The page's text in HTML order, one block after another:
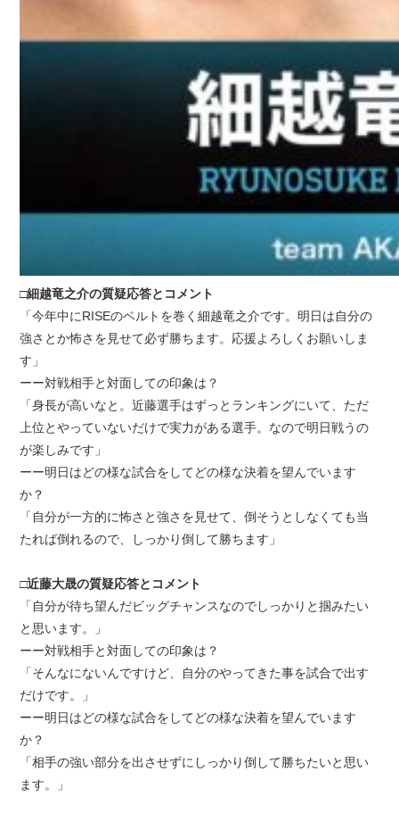
□細越竜之介の質疑応答とコメント
「今年中にRISEのベルトを巻く細越竜之介です。明日は自分の
強さとか怖さを見せて必ず勝ちます。応援よろしくお願いしま
す」
ーー対戦相手と対面しての印象は？
「身長が高いなと。近藤選手はずっとランキングにいて、ただ
上位とやっていないだけで実力がある選手。なので明日戦うの
が楽しみです」
ーー明日はどの様な試合をしてどの様な決着を望んでいます
か？
「自分が一方的に怖さと強さを見せて、倒そうとしなくても当
たれば倒れるので、しっかり倒して勝ちます」
□近藤大晟の質疑応答とコメント
「自分が待ち望んだビッグチャンスなのでしっかりと掴みたい
と思います。」
ーー対戦相手と対面しての印象は？
「そんなにないんですけど、自分のやってきた事を試合で出す
だけです。」
ーー明日はどの様な試合をしてどの様な決着を望んでいます
か？
「相手の強い部分を出させずにしっかり倒して勝ちたいと思い
ます。」